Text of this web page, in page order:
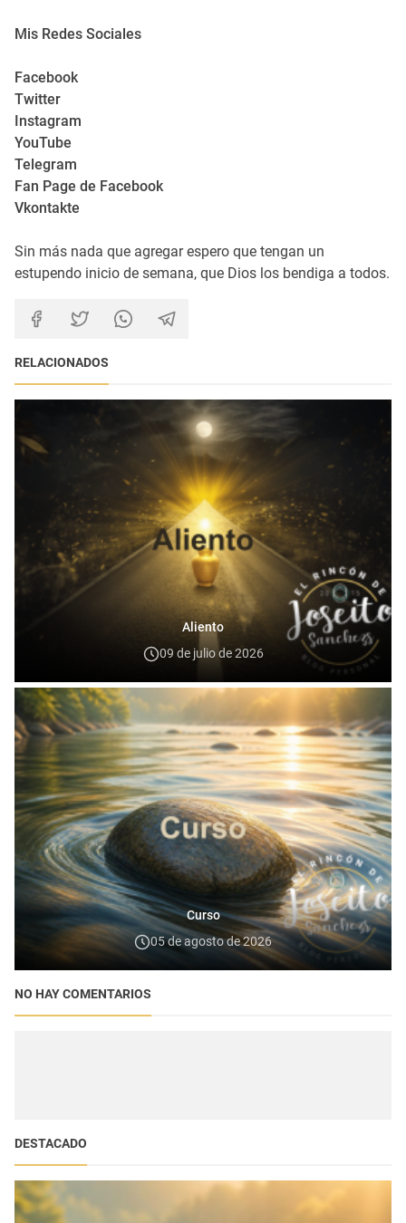
Mis Redes Sociales
Facebook
Twitter
Instagram
YouTube
Telegram
Fan Page de Facebook
Vkontakte
Sin más nada que agregar espero que tengan un
estupendo inicio de semana, que Dios los bendiga a todos.
RELACIONADOS
Aliento
09 de julio de 2026
Curso
05 de agosto de 2026
NO HAY COMENTARIOS
DESTACADO